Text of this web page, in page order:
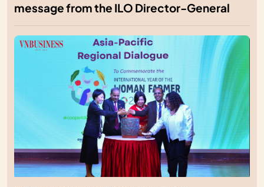
message from the ILO Director-General